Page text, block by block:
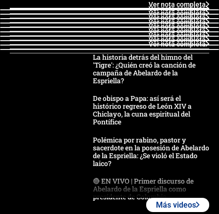
Ver nota completa
Ver nota completa
Ver nota completa
Ver nota completa
Ver nota completa
Ver nota completa
Ver nota completa
Ver nota completa
Ver nota completa
Ver nota completa
La historia detrás del himno del
'Tigre': ¿Quién creó la canción de
campaña de Abelardo de la
Espriella?
De obispo a Papa: así será el
histórico regreso de León XIV a
Chiclayo, la cuna espiritual del
Pontífice
Polémica por rabino, pastor y
sacerdote en la posesión de Abelardo
de la Espriella: ¿Se violó el Estado
laico?
🔴 EN VIVO | Primer discurso de
Abelardo de la Espriella como
presidente de Colombia
Más videos